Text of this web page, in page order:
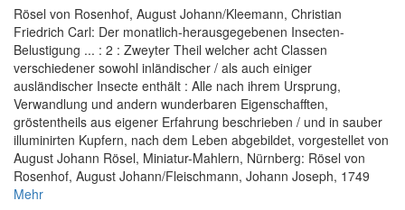
Rösel von Rosenhof, August Johann/Kleemann, Christian
Friedrich Carl: Der monatlich-herausgegebenen Insecten-
Belustigung ... : 2 : Zweyter Theil welcher acht Classen
verschiedener sowohl inländischer / als auch einiger
ausländischer Insecte enthält : Alle nach ihrem Ursprung,
Verwandlung und andern wunderbaren Eigenschafften,
gröstentheils aus eigener Erfahrung beschrieben / und in sauber
illuminirten Kupfern, nach dem Leben abgebildet, vorgestellet von
August Johann Rösel, Miniatur-Mahlern, Nürnberg: Rösel von
Rosenhof, August Johann/Fleischmann, Johann Joseph, 1749
Mehr